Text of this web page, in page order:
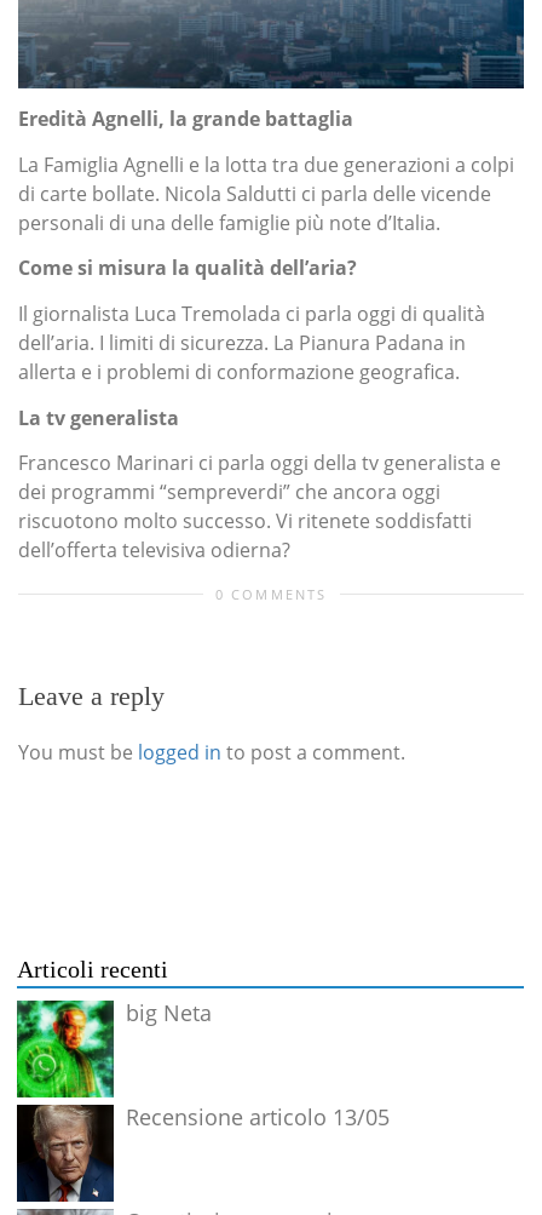
Eredità Agnelli, la grande battaglia
La Famiglia Agnelli e la lotta tra due generazioni a colpi
di carte bollate. Nicola Saldutti ci parla delle vicende
personali di una delle famiglie più note d’Italia.
Come si misura la qualità dell’aria?
Il giornalista Luca Tremolada ci parla oggi di qualità
dell’aria. I limiti di sicurezza. La Pianura Padana in
allerta e i problemi di conformazione geografica.
La tv generalista
Francesco Marinari ci parla oggi della tv generalista e
dei programmi “sempreverdi” che ancora oggi
riscuotono molto successo. Vi ritenete soddisfatti
dell’offerta televisiva odierna?
0 COMMENTS
Leave a reply
You must be logged in to post a comment.
Articoli recenti
big Neta
Recensione articolo 13/05